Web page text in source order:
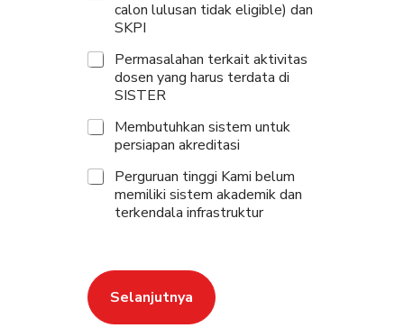
calon lulusan tidak eligible) dan
SKPI
Permasalahan terkait aktivitas
dosen yang harus terdata di
SISTER
Membutuhkan sistem untuk
persiapan akreditasi
Perguruan tinggi Kami belum
memiliki sistem akademik dan
terkendala infrastruktur
Selanjutnya